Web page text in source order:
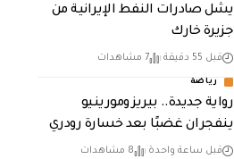
يشل صادرات النفط الإيرانية من
جزيرة خارك
قبل 55 دقيقة 7 مشاهدات
رياضة
رواية جديدة.. بيريز ومورينيو
ينفجران غضبًا بعد خسارة رودري
قبل ساعة واحدة 8 مشاهدات